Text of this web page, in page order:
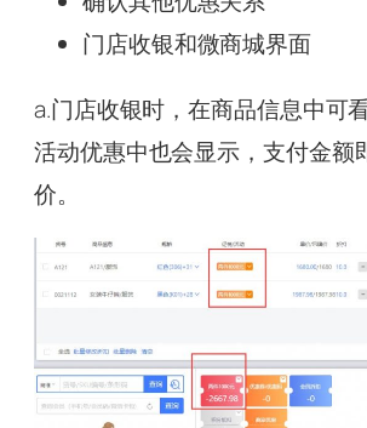
门店收银和微商城界面
a.门店收银时，在商品信息中可
活动优惠中也会显示，支付金额
价。